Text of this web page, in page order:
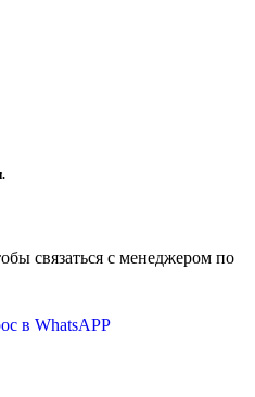
связаться с менеджером по
в WhatsAPP